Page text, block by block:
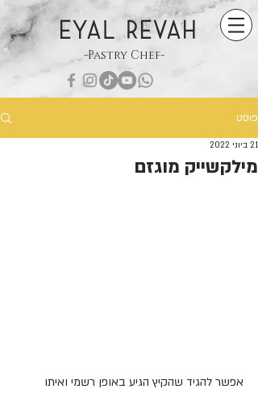
EYAL REVAH
-Pastry Chef-
פוסט
מילקשייק מוגזם
21 ביוני 2022
אפשר להגיד שהקיץ הגיע באופן רשמי ואיתו